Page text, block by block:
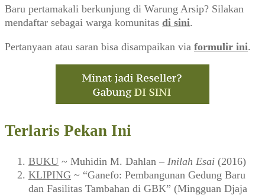
Baru pertamakali berkunjung di Warung Arsip? Silakan
mendaftar sebagai warga komunitas di sini.
Pertanyaan atau saran bisa disampaikan via formulir ini.
Terlaris Pekan Ini
BUKU ~ Muhidin M. Dahlan – Inilah Esai (2016)
KLIPING ~ “Ganefo: Pembangunan Gedung Baru
dan Fasilitas Tambahan di GBK” (Mingguan Djaja